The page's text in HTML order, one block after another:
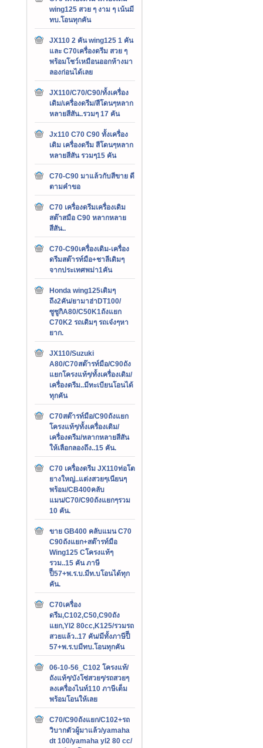
wing125 สวย ๆ งาม ๆ เน้นมี
ทบ.โอนทุกคัน
JX110 2 คัน wing125 1 คัน
และ C70เครื่องดรีม สวย ๆ
พร้อมโชว์เหมือนออกห้างมา
ลองก่อนได้เลย
JX110/C70/C90/ทั้งเครื่อง
เดิม/เครื่องดรีม/สีโดนๆหลาก
หลายสีสัน..รวมๆ 17 คัน
Jx110 C70 C90 ทั้งเครื่อง
เดิม เครื่องดรีม สีโดนๆหลาก
หลายสีสัน รวมๆ15 คัน
C70-C90 มาแล้วกับสีขาย ดี
ตามคำขอ
C70 เครื่องดรีมเครื่องเดิม
สต๊าสมือ C90 หลากหลาย
สีสัน..
C70-C90เครื่องเดิม-เครื่อง
ดรีมสต๊ารท์มือ+ชาลีเดิมๆ
จากประเทศพม่า1คัน
Honda wing125เดิมๆ
ถึง2คัน/ยามาฮ่าDT100/
ซูซูกิA80/C50K1ถังแยก
C70K2 รถเดิมๆ รถเจ๋งๆหา
ยาก.
JX110/Suzuki
A80/C70สต๊ารท์มือ/C90ถัง
แยกโครงแท้ๆ/ทั้งเครื่องเดิม/
เครื่องดรีม..มีทะเบียนโอนได้
ทุกคัน
C70สต๊ารท์มือ/C90ถังแยก
โครงแท้ๆ/ทั้งเครื่องเดิม/
เครื่องดรีม/หลากหลายสีสัน
ให้เลือกลองถึง..15 คัน.
C70 เครื่องดรีม JX110ท่อโต
ยางใหญ่..แต่งสวยๆเนียนๆ
พร้อม/CB400คลับ
แมน/C70/C90ถังแยกๆรวม
10 คัน.
ขาย GB400 คลับแมน C70
C90ถังแยก+สต๊ารท์มือ
Wing125 Cโครงแท้ๆ
รวม..15 คัน ภาษี
ปีี57+พ.ร.บ.มีท.บโอนได้ทุก
คัน.
C70เครื่อง
ดรีม,C102,C50,C90ถัง
แยก,Yl2 80cc,K125/รวมรถ
สวยแล้ว..17 คัน/มีทั้งภาษีปีี
57+พ.ร.บมีทบ.โอนทุกคัน
06-10-56_C102 โครงแท้/
ถังแท้ๆ/บังโซ่สวยๆ/รถสวยๆ
ลงเครื่องไนท์110 ภาษีเต็ม
พร้อมโอนให้เลย
C70/C90ถังแยก/C102+รถ
วิบากตัวผู้มาแล้ว/yamaha
dt 100/yamaha yl2 80 cc/